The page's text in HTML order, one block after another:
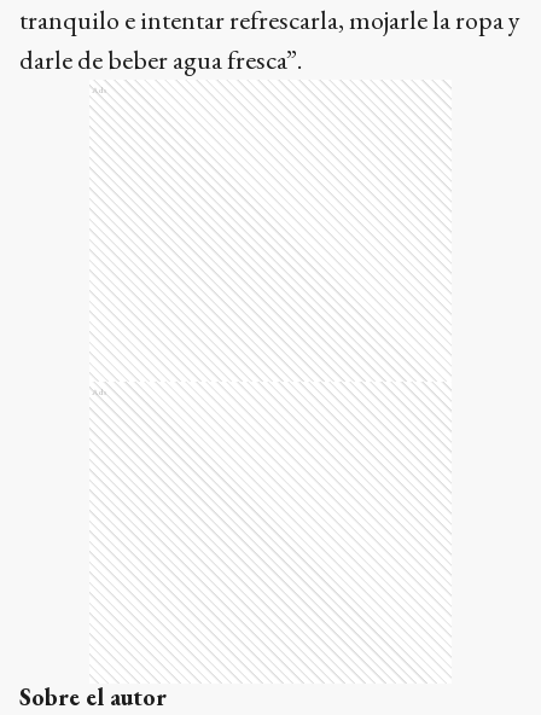
tranquilo e intentar refrescarla, mojarle la ropa y
darle de beber agua fresca”.
Ads
Ads
Sobre el autor